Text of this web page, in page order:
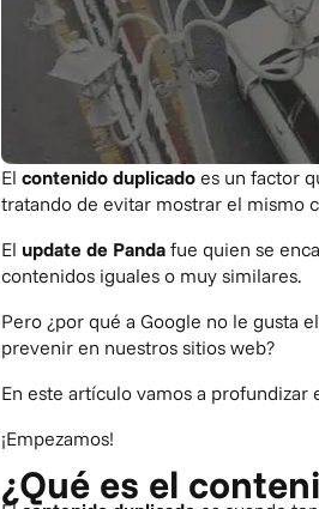
El contenido duplicado es un factor
tratando de evitar mostrar el mismo
El update de Panda fue quien se
contenidos iguales o muy similares.
Pero ¿por qué a Google no le gusta
prevenir en nuestros sitios web?
En este artículo vamos a
¡Empezamos!
¿Qué es el